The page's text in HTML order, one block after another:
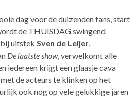
dag voor de duizenden fans, start
de THUISDAG swingend
uitstek Sven de Leijer,
De laatste show, verwelkomt alle
iedereen krijgt een glaasje cava
de acteurs te klinken op het
ook nog op vele gelukkige jaren